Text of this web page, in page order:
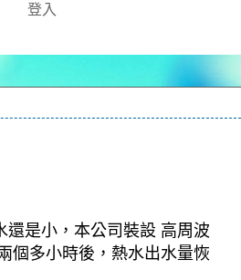
登入
是小，本公司裝設 高周波
個多小時後，熱水出水量恢